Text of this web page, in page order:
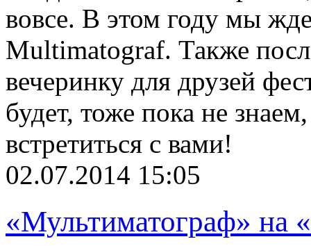
вовсе. В этом году мы
Multimatograf. Также
вечеринку для друзей
будет, тоже пока не
встретиться с вами!
02.07.2014 15:05
«Мультиматограф» на